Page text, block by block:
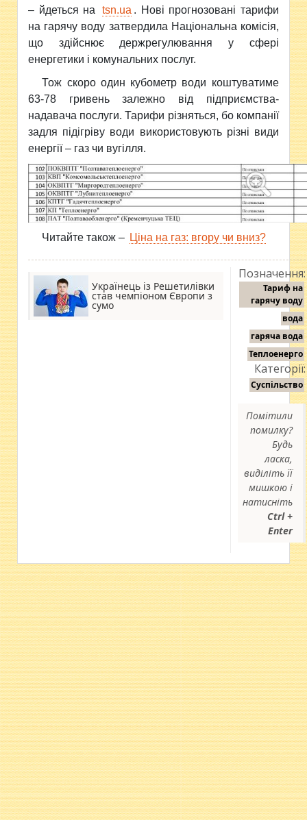
– йдеться на
tsn.ua . Нові прогнозовані тарифи
на гарячу воду затвердила Національна комісія,
що здійснює держрегулювання у сфері
енергетики і комунальних послуг.
Тож скоро один кубометр води коштуватиме
63-78 гривень залежно від підприємства-
надавача послуги. Тарифи різняться, бо компанії
задля підігріву води використовують різні види
енергії – газ чи вугілля.
Читайте також – Ціна на газ: вгору чи вниз?
Українець із Решетилівки
став чемпіоном Європи з
сумо
Позначення:
Тариф на
гарячу воду
вода
гаряча вода
Теплоенерго
Категорії:
Суспільство
Помітили
помилку?
Будь
ласка,
виділіть її
мишкою і
натисніть
Ctrl +
Enter